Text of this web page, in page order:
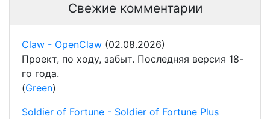
Свежие комментарии
Claw - OpenClaw (02.08.2026)
Проект, по ходу, забыт. Последняя версия 18-
го года.
(Green)
Soldier of Fortune - Soldier of Fortune Plus